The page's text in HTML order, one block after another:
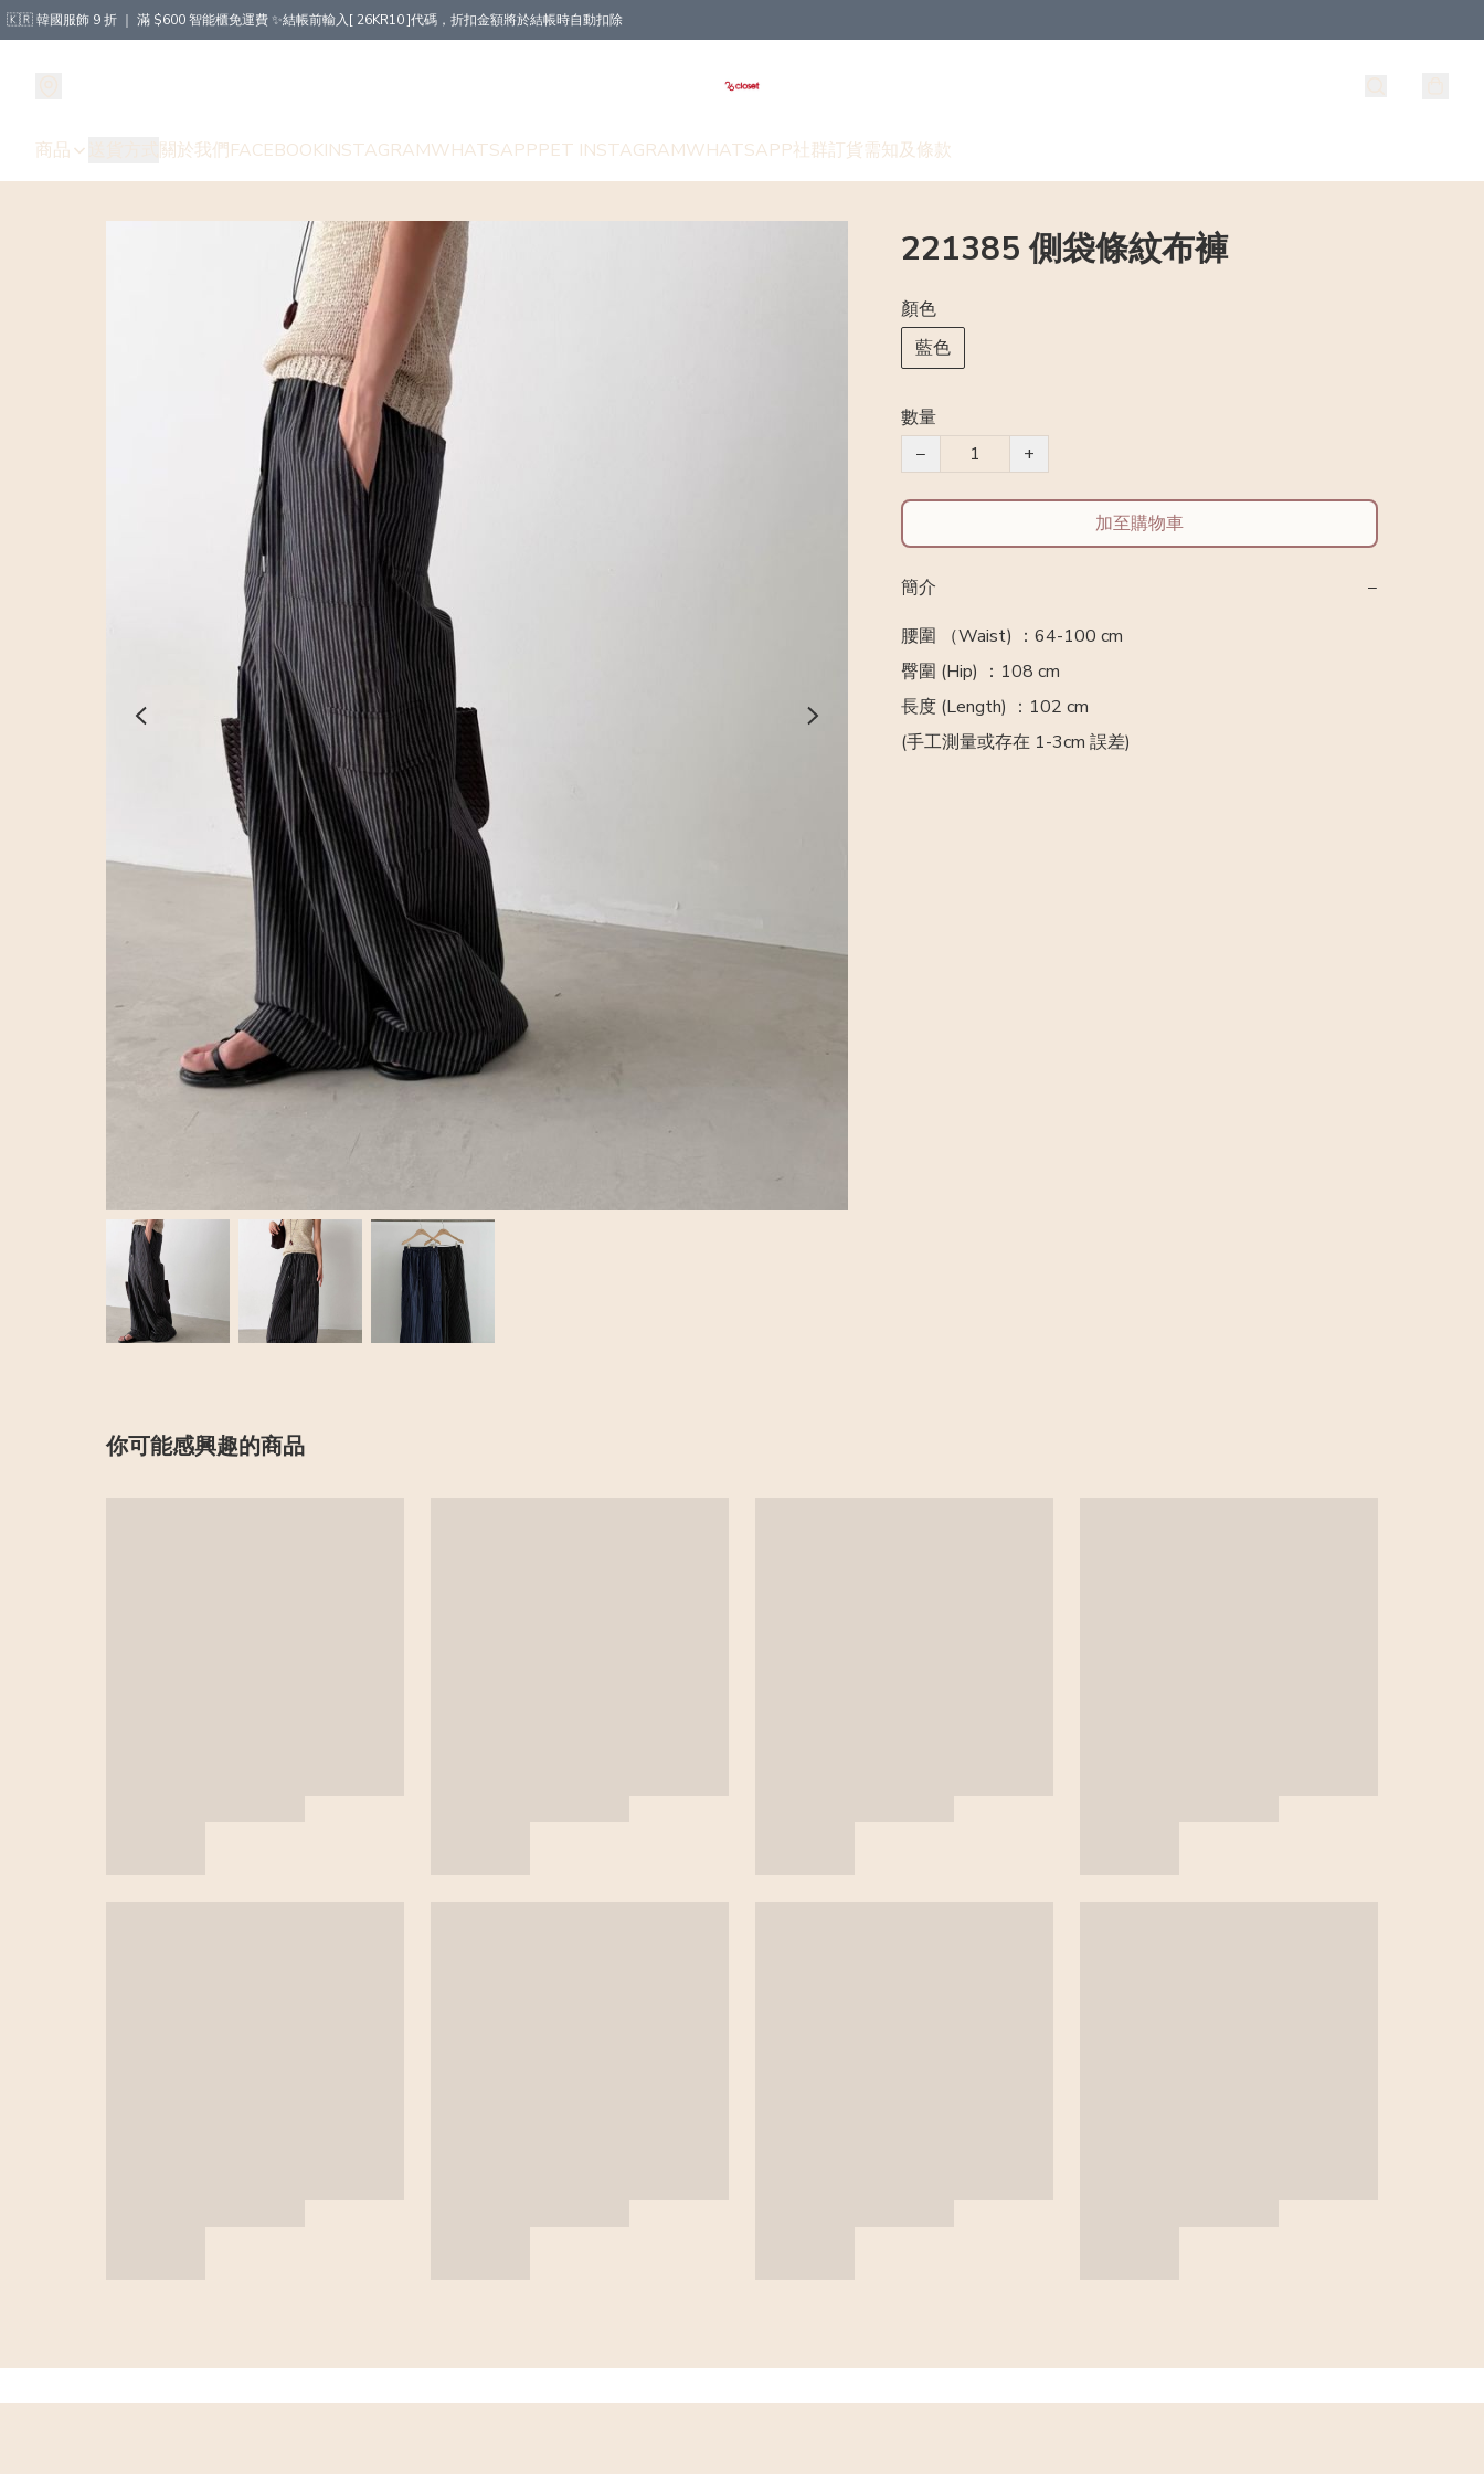
🇰🇷 韓國服飾 9 折 ｜ 滿 $600 智能櫃免運費 ✨結帳前輸入[ 26KR10 ]代碼，折扣金額將於結帳時自動扣除
商品 關於我們FACEBOOKINSTAGRAMWHATSAPPPET INSTAGRAMWHATSAPP社群訂貨需知及條款
221385 側袋條紋布褲
顏色
藍色
數量
−
+
加至購物車
簡介
−
腰圍 （Waist) ：64-100 cm
臀圍 (Hip) ：108 cm
長度 (Length) ：102 cm
(手工測量或存在 1-3cm 誤差)
你可能感興趣的商品